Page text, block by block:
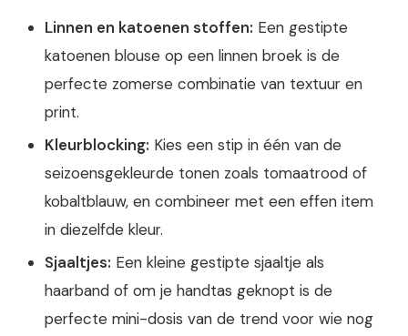
Linnen en katoenen stoffen: Een gestipte
katoenen blouse op een linnen broek is de
perfecte zomerse combinatie van textuur en
print.
Kleurblocking: Kies een stip in één van de
seizoensgekleurde tonen zoals tomaatrood of
kobaltblauw, en combineer met een effen item
in diezelfde kleur.
Sjaaltjes: Een kleine gestipte sjaaltje als
haarband of om je handtas geknopt is de
perfecte mini-dosis van de trend voor wie nog